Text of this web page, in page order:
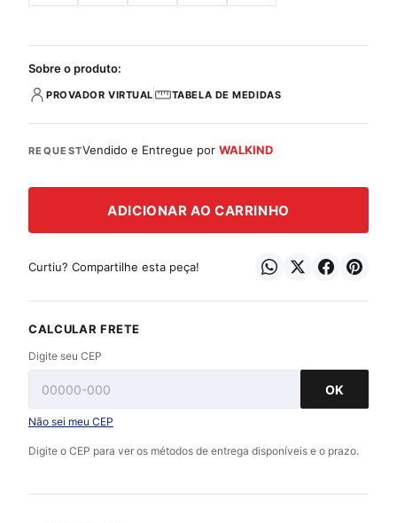
Sobre o produto:
PROVADOR VIRTUAL TABELA DE MEDIDAS
REQUESTVendido e Entregue porWALKIND
ADICIONAR AO CARRINHO
Curtiu? Compartilhe esta peça!
CALCULAR FRETE
Digite seu CEP
OK
Não sei meu CEP
Digite o CEP para ver os métodos de entrega disponíveis e o prazo.